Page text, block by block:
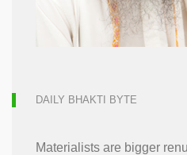
DAILY BHAKTI BYTE
Materialists are bigger